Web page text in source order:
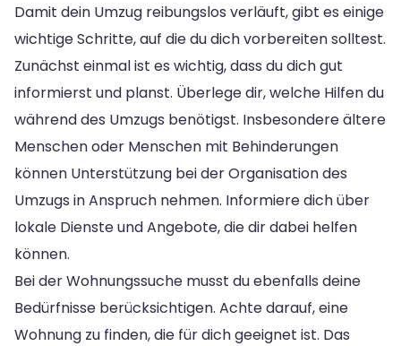
Damit dein Umzug reibungslos verläuft, gibt es einige
wichtige Schritte, auf die du dich vorbereiten solltest.
Zunächst einmal ist es wichtig, dass du dich gut
informierst und planst. Überlege dir, welche Hilfen du
während des Umzugs benötigst. Insbesondere ältere
Menschen oder Menschen mit Behinderungen
können Unterstützung bei der Organisation des
Umzugs in Anspruch nehmen. Informiere dich über
lokale Dienste und Angebote, die dir dabei helfen
können.
Bei der Wohnungssuche musst du ebenfalls deine
Bedürfnisse berücksichtigen. Achte darauf, eine
Wohnung zu finden, die für dich geeignet ist. Das